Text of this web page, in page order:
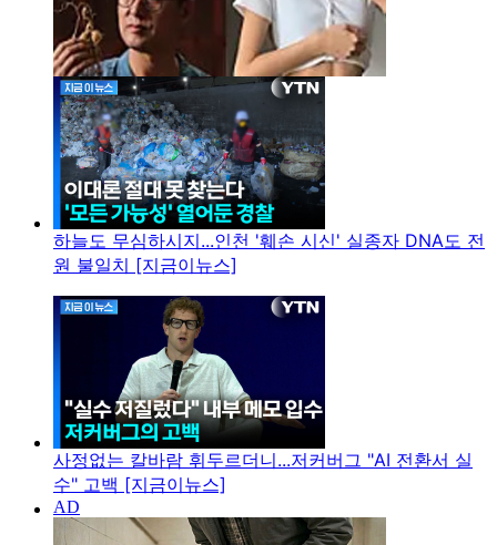
하늘도 무심하시지...인천 '훼손 시신' 실종자 DNA도 전
원 불일치 [지금이뉴스]
사정없는 칼바람 휘두르더니...저커버그 "AI 전환서 실
수" 고백 [지금이뉴스]